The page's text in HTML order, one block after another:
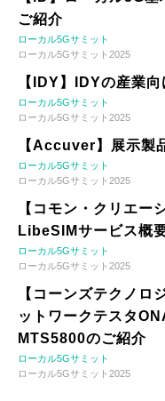
ご紹介
ローカル5Gサミット
ローカル5Gサミット2025
【IDY】IDYの産業
ローカル5Gサミット
ローカル5Gサミット2025
【Accuver】展示製
ローカル5Gサミット
ローカル5Gサミット2025
【コモン・クリエー
LibeSIMサービス概
ローカル5Gサミット
ローカル5Gサミット2025
【コーンズテクノ
ットワークテスタ
MTS5800のご紹介
ローカル5Gサミット
ローカル5Gサミット2025